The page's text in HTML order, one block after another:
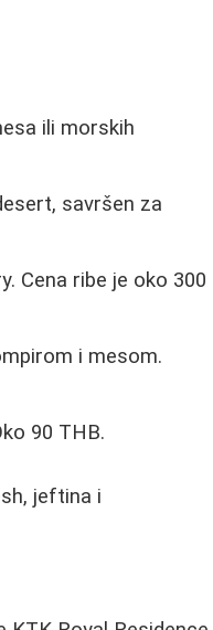
ili morskih
savršen za
Cena ribe je oko 300
i mesom.
90 THB.
jeftina i